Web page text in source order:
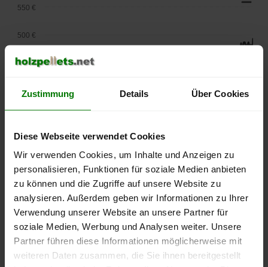
Zustimmung Details Über Cookies
Diese Webseite verwendet Cookies
Wir verwenden Cookies, um Inhalte und Anzeigen zu
personalisieren, Funktionen für soziale Medien anbieten
zu können und die Zugriffe auf unsere Website zu
analysieren. Außerdem geben wir Informationen zu Ihrer
Verwendung unserer Website an unsere Partner für
soziale Medien, Werbung und Analysen weiter. Unsere
Partner führen diese Informationen möglicherweise mit
weiteren Daten zusammen, die Sie ihnen bereitgestellt
lose Ware Sackware
September
Januar
Mai
250 €
400 €
450 €
500 €
550 €
Die aktuelle Preisentwicklung für Holzpellets in Deutschland
können Sie jederzeit auf unsererPelletspreise-Seite
nachvollziehen.